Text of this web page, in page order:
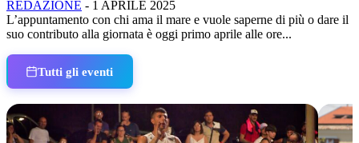
REDAZIONE - 1 APRILE 2025
L’appuntamento con chi ama il mare e vuole saperne di più o dare il
suo contributo alla giornata è oggi primo aprile alle ore...
Tutti gli eventi